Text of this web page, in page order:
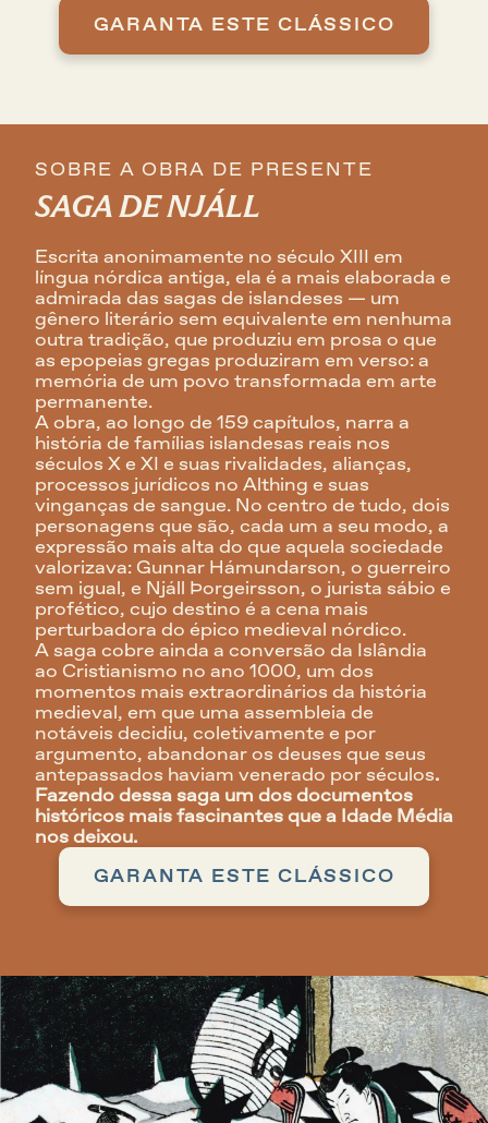
GARANTA ESTE CLÁSSICO
SOBRE A OBRA DE PRESENTE
SAGA DE NJÁLL
Escrita anonimamente no século XIII em
língua nórdica antiga, ela é a mais elaborada e
admirada das sagas de islandeses — um
gênero literário sem equivalente em nenhuma
outra tradição, que produziu em prosa o que
as epopeias gregas produziram em verso: a
memória de um povo transformada em arte
permanente.
A obra, ao longo de 159 capítulos, narra a
história de famílias islandesas reais nos
séculos X e XI e suas rivalidades, alianças,
processos jurídicos no Althing e suas
vinganças de sangue. No centro de tudo, dois
personagens que são, cada um a seu modo, a
expressão mais alta do que aquela sociedade
valorizava: Gunnar Hámundarson, o guerreiro
sem igual, e Njáll Þorgeirsson, o jurista sábio e
profético, cujo destino é a cena mais
perturbadora do épico medieval nórdico.
A saga cobre ainda a conversão da Islândia
ao Cristianismo no ano 1000, um dos
momentos mais extraordinários da história
medieval, em que uma assembleia de
notáveis decidiu, coletivamente e por
argumento, abandonar os deuses que seus
antepassados haviam venerado por séculos.
Fazendo dessa saga um dos documentos
históricos mais fascinantes que a Idade Média
nos deixou.
GARANTA ESTE CLÁSSICO